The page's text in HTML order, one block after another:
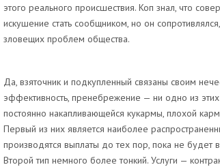
этого реального происшествия. Коп знал, что
искушение стать сообщником, но он
зловещих проблем общества.
Да, взяточник и подкупленный связаны своим
эффективность, пренебрежение — ни одно из
постоянно накапливающейся кукармы, плохой
Первый из них является наиболее
производятся выплаты до тех пор, пока не будет
Второй тип немного более тонкий. Услуги —